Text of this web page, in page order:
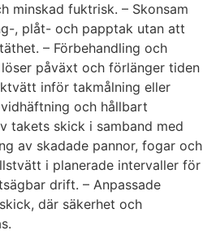
minskad fuktrisk. – Skonsam
, plåt- och papptak utan att
– Förbehandling och
påväxt och förlänger tiden
inför takmålning eller
och hållbart
takets skick i samband med
av skadade pannor, fogar och
i planerade intervaller för
drift. – Anpassade
där säkerhet och